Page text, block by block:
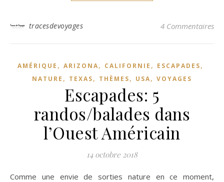
tracesdevoyages 4 Commentaires
AMÉRIQUE , ARIZONA, CALIFORNIE , ESCAPADES,
NATURE , TEXAS, THÈMES, USA, VOYAGES
Escapades: 5
randos/balades dans
l’Ouest Américain
14 octobre 2018
Comme une envie de sorties nature en ce moment,